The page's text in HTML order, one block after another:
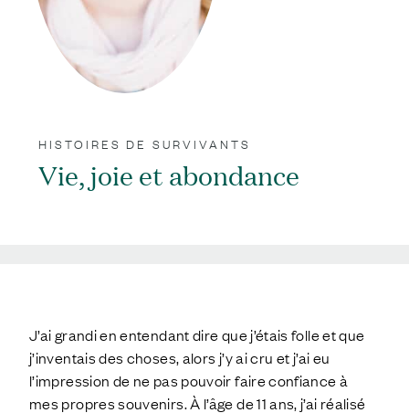
HISTOIRES DE SURVIVANTS
Vie, joie et abondance
J’ai grandi en entendant dire que j’étais folle et que
j’inventais des choses, alors j’y ai cru et j’ai eu
l’impression de ne pas pouvoir faire confiance à
mes propres souvenirs. À l’âge de 11 ans, j’ai réalisé